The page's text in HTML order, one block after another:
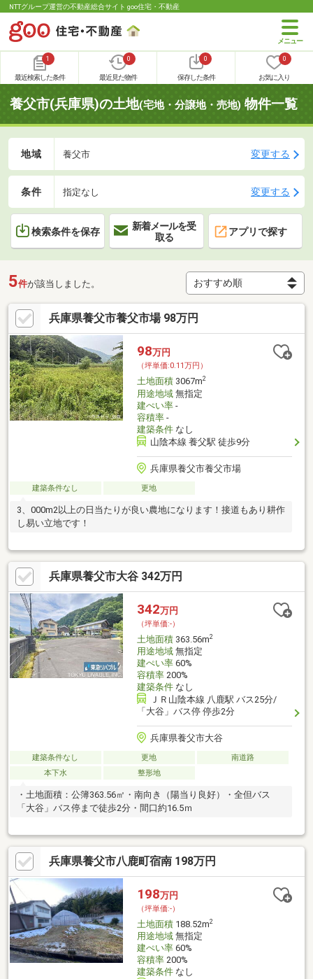
NTTグループ運営の不動産総合サイト goo住宅・不動産
1
最近検索した条件
0
最近見た物件
0
保存した条件
0
お気に入り
養父市(兵庫県)の土地(宅地・分譲地・売地) 物件一覧
地域 養父市 変更する
条件 指定なし 変更する
検索条件を保存
新着メールを受
取る
アプリで探す
5件が該当しました。
兵庫県養父市養父市場 98万円
98万円
（坪単価:0.11万円）
土地面積3067m2
用途地域無指定
建ぺい率-
容積率-
建築条件なし
山陰本線 養父駅 徒歩9分
兵庫県養父市養父市場
建築条件なし 更地
3、000m2以上の日当たりが良い農地になります！接道もあり耕作
し易い立地です！
兵庫県養父市大谷 342万円
342万円
（坪単価:-）
土地面積363.56m2
用途地域無指定
建ぺい率60%
容積率200%
建築条件なし
ＪＲ山陰本線 八鹿駅 バス25分/
「大谷」バス停 停歩2分
兵庫県養父市大谷
建築条件なし 更地
南道路
本下水
整形地
・土地面積：公簿363.56㎡・南向き（陽当り良好）・全但バス
「大谷」バス停まで徒歩2分・間口約16.5ｍ
兵庫県養父市八鹿町宿南 198万円
198万円
（坪単価:-）
土地面積188.52m2
用途地域無指定
建ぺい率60%
容積率200%
建築条件なし